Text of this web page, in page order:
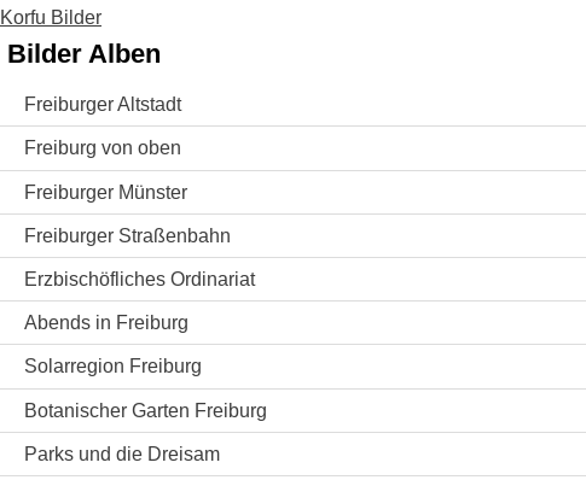
Korfu Bilder
Bilder Alben
Freiburger Altstadt
Freiburg von oben
Freiburger Münster
Freiburger Straßenbahn
Erzbischöfliches Ordinariat
Abends in Freiburg
Solarregion Freiburg
Botanischer Garten Freiburg
Parks und die Dreisam